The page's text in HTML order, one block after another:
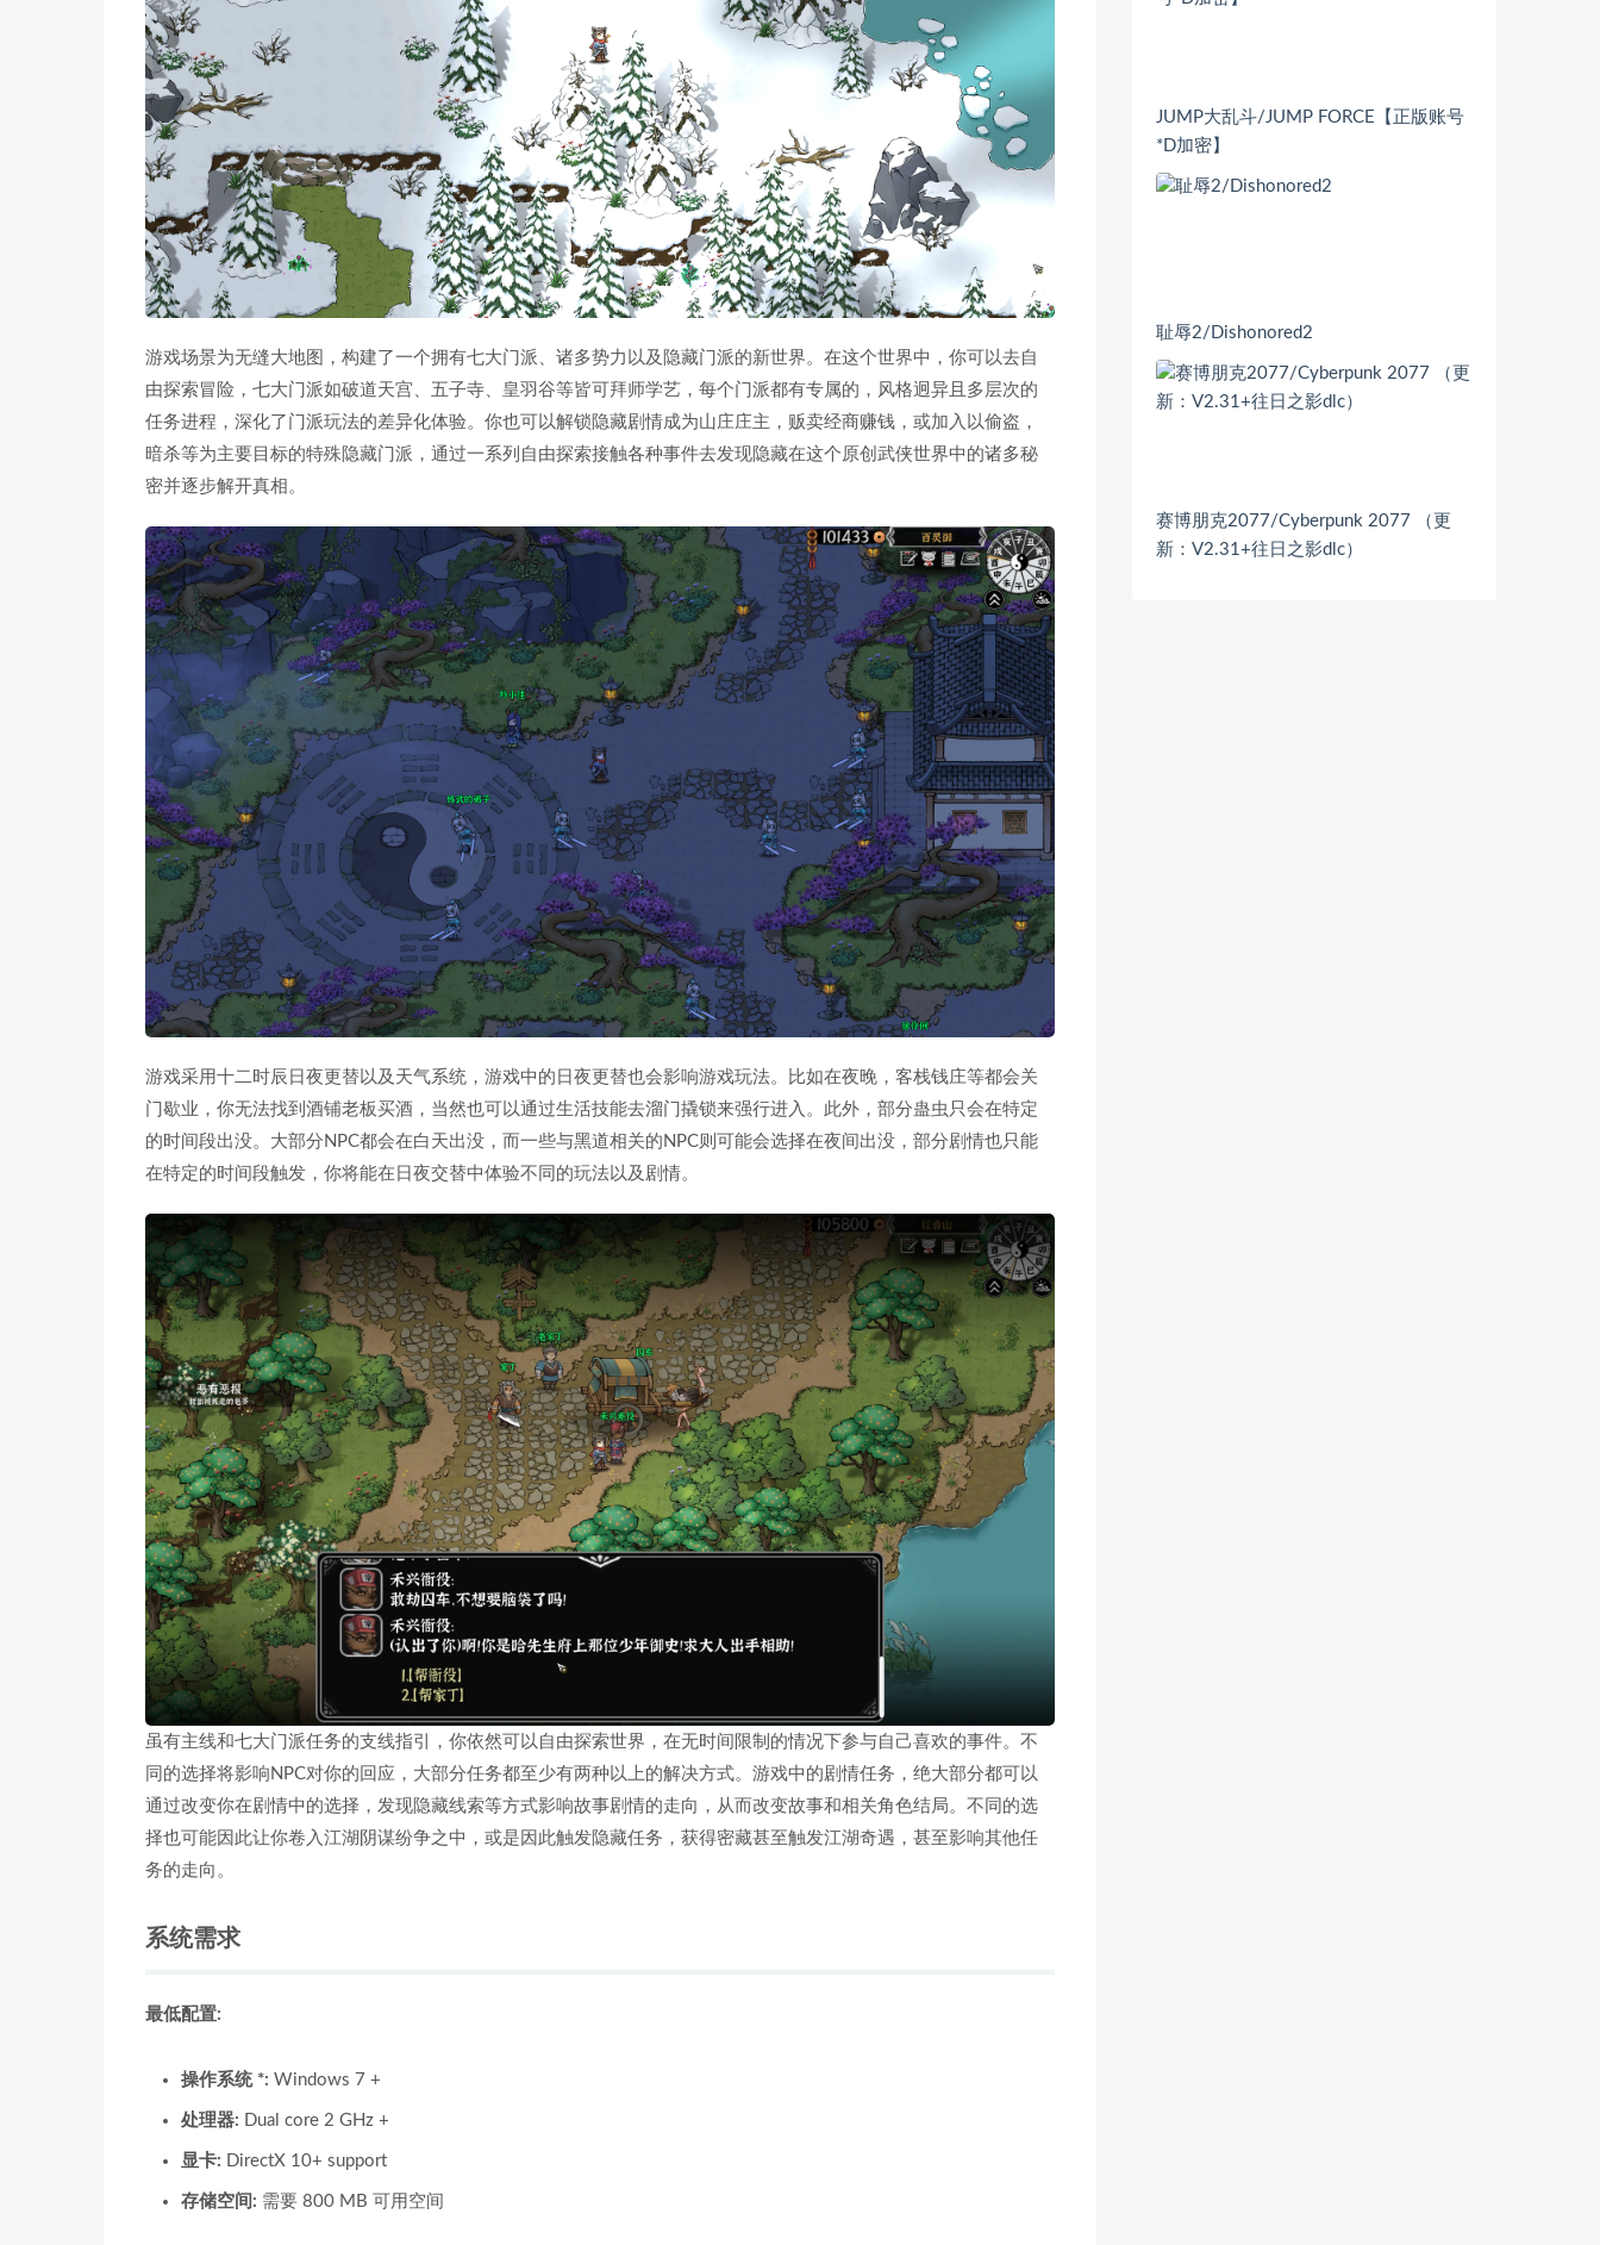
游戏场景为无缝大地图，构建了一个拥有七大门派、诸多势力以及隐藏门派的新世界。在这个世界中，你可以去自
由探索冒险，七大门派如破道天宫、五子寺、皇羽谷等皆可拜师学艺，每个门派都有专属的，风格迥异且多层次的
任务进程，深化了门派玩法的差异化体验。你也可以解锁隐藏剧情成为山庄庄主，贩卖经商赚钱，或加入以偷盗，
暗杀等为主要目标的特殊隐藏门派，通过一系列自由探索接触各种事件去发现隐藏在这个原创武侠世界中的诸多秘
密并逐步解开真相。
游戏采用十二时辰日夜更替以及天气系统，游戏中的日夜更替也会影响游戏玩法。比如在夜晚，客栈钱庄等都会关
门歇业，你无法找到酒铺老板买酒，当然也可以通过生活技能去溜门撬锁来强行进入。此外，部分蛊虫只会在特定
的时间段出没。大部分NPC都会在白天出没，而一些与黑道相关的NPC则可能会选择在夜间出没，部分剧情也只能
在特定的时间段触发，你将能在日夜交替中体验不同的玩法以及剧情。
虽有主线和七大门派任务的支线指引，你依然可以自由探索世界，在无时间限制的情况下参与自己喜欢的事件。不
同的选择将影响NPC对你的回应，大部分任务都至少有两种以上的解决方式。游戏中的剧情任务，绝大部分都可以
通过改变你在剧情中的选择，发现隐藏线索等方式影响故事剧情的走向，从而改变故事和相关角色结局。不同的选
择也可能因此让你卷入江湖阴谋纷争之中，或是因此触发隐藏任务，获得密藏甚至触发江湖奇遇，甚至影响其他任
务的走向。
系统需求
最低配置:
操作系统 *: Windows 7 +
处理器: Dual core 2 GHz +
显卡: DirectX 10+ support
存储空间: 需要 800 MB 可用空间
JUMP大乱斗/JUMP FORCE【正版账号
*D加密】
耻辱2/Dishonored2
赛博朋克2077/Cyberpunk 2077 （更
新：V2.31+往日之影dlc）